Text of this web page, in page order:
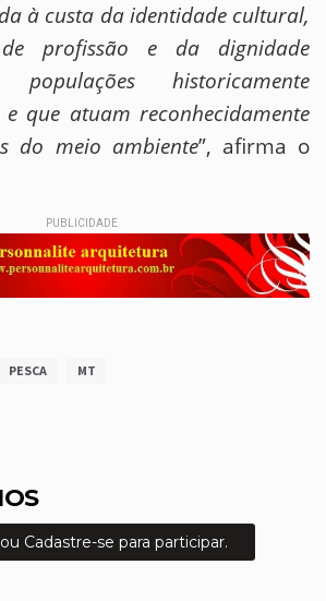
à custa da identidade cultural,
profissão e da dignidade
historicamente
que atuam reconhecidamente
do meio ambiente”, afirma o
PUBLICIDADE
PESCA MT
Cadastre-se para participar.